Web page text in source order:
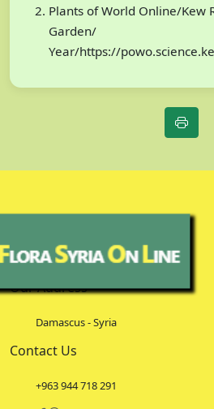
Plants of World Online/Kew
Garden/
Year/https://
Our Address
Damascus - Syria
Contact Us
+963 944 718 291